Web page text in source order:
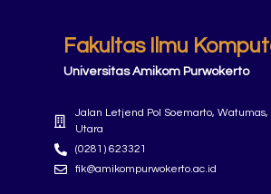
Fakultas Ilmu
Universitas Amikom Purwokerto
Jalan Letjend Pol Soemarto, Watumas,
Utara
(0281) 623321
fik@amikompurwokerto.ac.id